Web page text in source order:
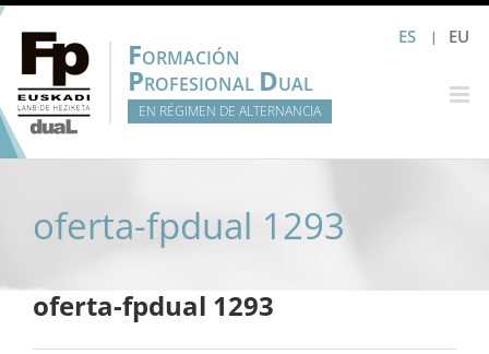
Saltar
contenido
ES EU
FORMACIÓN
PROFESIONAL DUAL
EN RÉGIMEN DE ALTERNANCIA
oferta-fpdual 1293
oferta-fpdual 1293